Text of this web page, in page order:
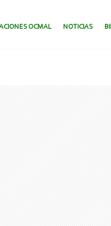
OCMAL NOTICIAS